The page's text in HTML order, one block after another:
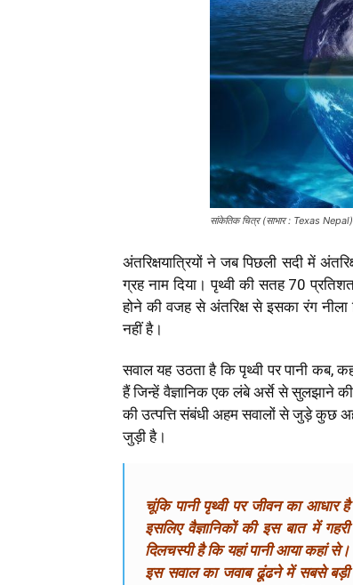
सांकेतिक चित्र (साभार : Texas Nepal)
अंतरिक्षयात्रियों ने जब पिछली सदी में
ग्रह नाम दिया। पृथ्वी की सतह 70
होने की वजह से अंतरिक्ष से इसका रंग नीला
नहीं है।
सवाल यह उठता है कि पृथ्वी पर पानी
हैं जिन्हें वैज्ञानिक एक लंबे अर्से से सुलझाने
की उत्पत्ति संबंधी अहम सवालों से जुड़े कुछ
जुड़ी है।
चूंकि पानी पृथ्वी पर जीवन का आधार है
इसलिए वैज्ञानिकों की इस बात में गहरी
दिलचस्पी है कि यहां पानी आया कहां से।
इस सवाल का जवाब ढूंढने में सबसे बड़ी